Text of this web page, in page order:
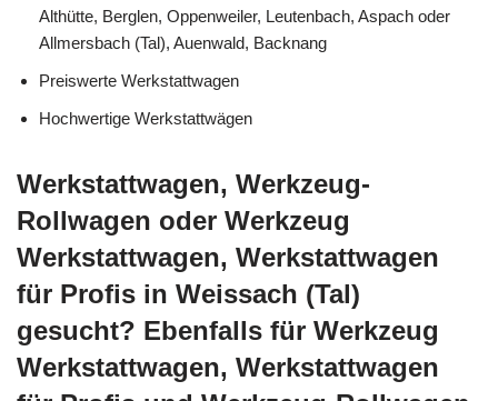
Althütte, Berglen, Oppenweiler, Leutenbach, Aspach oder
Allmersbach (Tal), Auenwald, Backnang
Preiswerte Werkstattwagen
Hochwertige Werkstattwägen
Werkstattwagen, Werkzeug-
Rollwagen oder Werkzeug
Werkstattwagen, Werkstattwagen
für Profis in Weissach (Tal)
gesucht? Ebenfalls für Werkzeug
Werkstattwagen, Werkstattwagen